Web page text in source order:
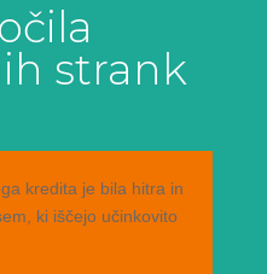
strank
kredita je bila hitra in
ki iščejo učinkovito